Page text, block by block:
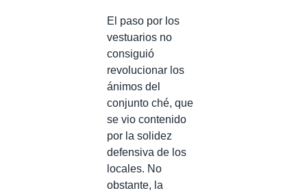
El paso por los
vestuarios no
consiguió
revolucionar los
ánimos del
conjunto ché, que
se vio contenido
por la solidez
defensiva de los
locales. No
obstante, la